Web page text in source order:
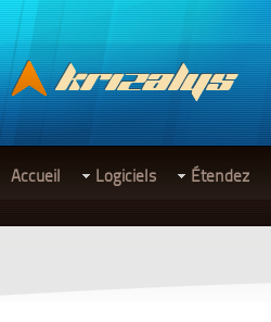
Accueil Logiciels Étendez